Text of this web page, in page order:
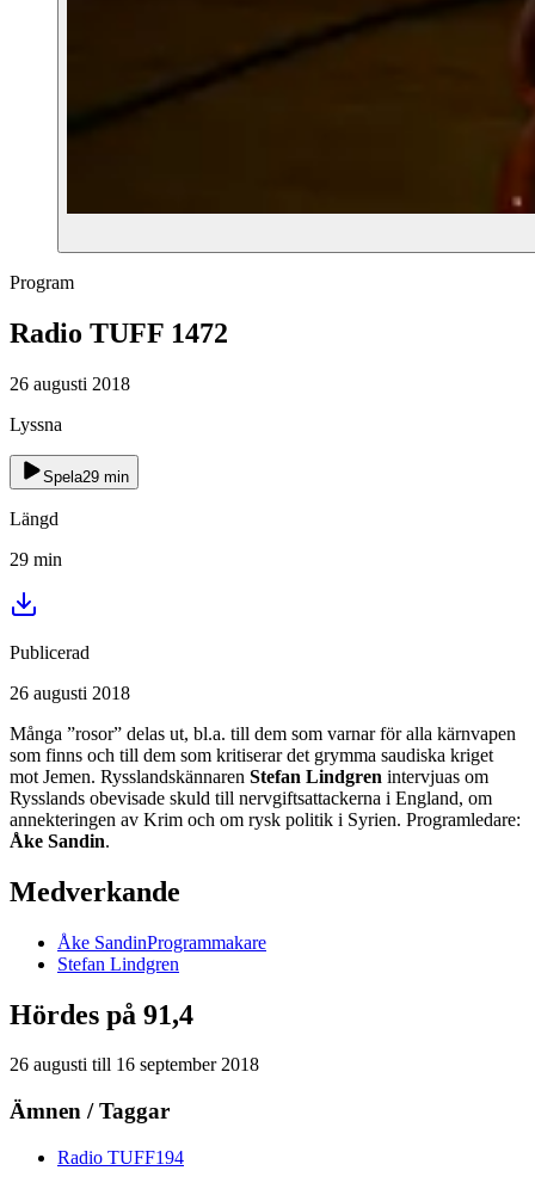
Program
Radio TUFF 1472
26 augusti 2018
Lyssna
Spela29 min
Längd
29 min
Publicerad
26 augusti 2018
Många ”rosor” delas ut, bl.a. till dem som varnar för alla kärnvapen
som finns och till dem som kritiserar det grymma saudiska kriget
mot Jemen. Rysslandskännaren Stefan Lindgren intervjuas om
Rysslands obevisade skuld till nervgiftsattackerna i England, om
annekteringen av Krim och om rysk politik i Syrien. Programledare:
Åke Sandin.
Medverkande
Åke SandinProgrammakare
Stefan Lindgren
Hördes på 91,4
26 augusti till 16 september 2018
Ämnen / Taggar
Radio TUFF194